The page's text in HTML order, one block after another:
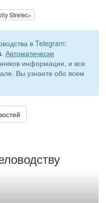
Strelec»
в Telegram:
. Автоматически
информации, и все
Вы узнаете обо всем